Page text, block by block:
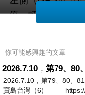
停一輛車。從停
我們前往古道前
果有找到店家，
花色，我則沒有合
你可能感興趣的文章
2026.7.10，第79、80、
寶島台灣（6） https://